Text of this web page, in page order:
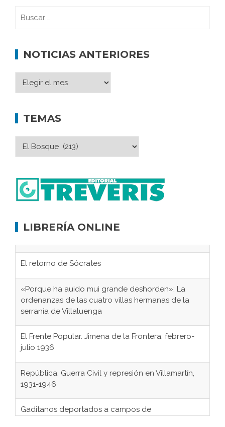
NOTICIAS ANTERIORES
TEMAS
LIBRERÍA ONLINE
El retorno de Sócrates
«Porque ha auido mui grande deshorden»: La
ordenanzas de las cuatro villas hermanas de la
serranía de Villaluenga
El Frente Popular. Jimena de la Frontera, febrero-
julio 1936
República, Guerra Civil y represión en Villamartín,
1931-1946
Gaditanos deportados a campos de
concentración nazis